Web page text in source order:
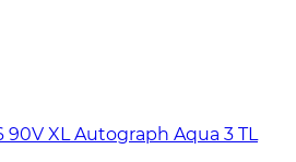
XL Autograph Aqua 3 TL